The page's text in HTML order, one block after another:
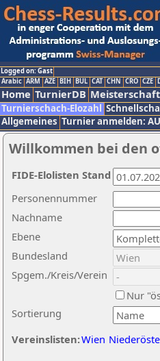
Logged on: Gast
Arabic ARM AZE BIH BUL CAT CHN CRO CZE
Home TurnierDB Meisterschaft
Turnierschach-Elozahl
Allgemeines Turnier anmelden:
Willkommen bei den
Nachname
Ebene
Sortierung
Personennummer
Bundesland
Spgem./Kreis/Verein
Nur
Vereinslisten:Wien
FIDE-Elolisten Stand